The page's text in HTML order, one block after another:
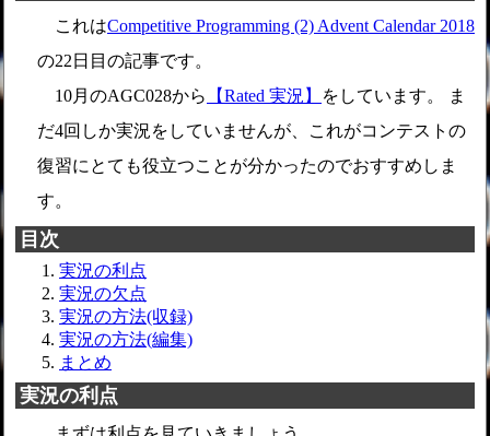
これはCompetitive Programming (2) Advent Calendar 2018
の22日目の記事です。
10月のAGC028から
【Rated 実況】
をしています。 ま
だ4回しか実況をしていませんが、これがコンテストの
復習にとても役立つことが分かったのでおすすめしま
す。
目次
実況の利点
実況の欠点
実況の方法(収録)
実況の方法(編集)
まとめ
実況の利点